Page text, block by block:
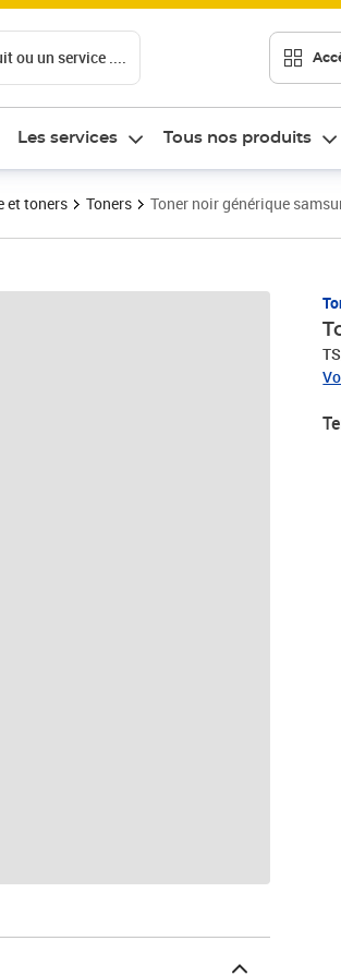
ou un service ....
Les services Tous nos produits
et toners Toners Toner noir générique